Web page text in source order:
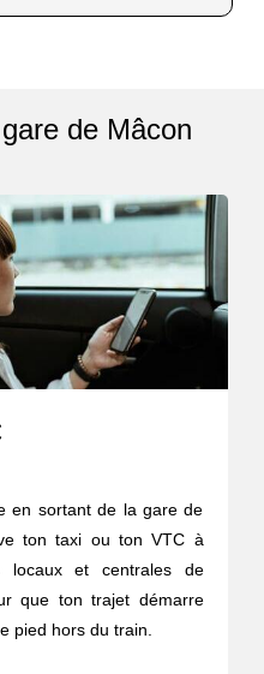
de Mâcon
en sortant de la gare de
ton taxi ou ton VTC à
locaux et centrales de
que ton trajet démarre
pied hors du train.